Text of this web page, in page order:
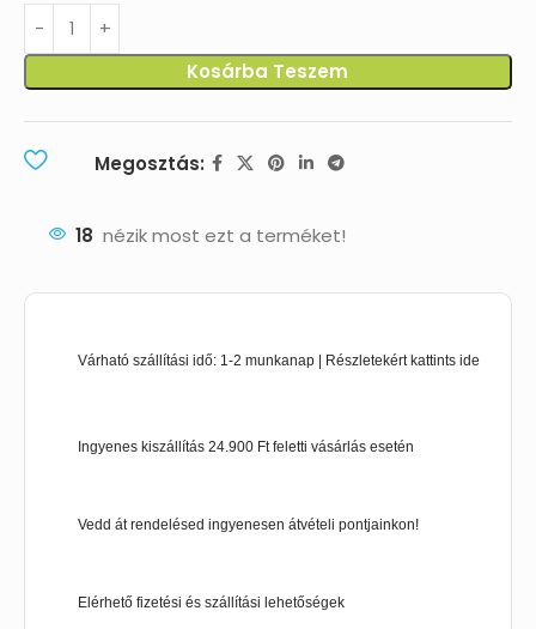
Kosárba Teszem
Megosztás:
18 nézik most ezt a terméket!
Várható szállítási idő: 1-2 munkanap | Részletekért kattints ide
Ingyenes kiszállítás 24.900 Ft feletti vásárlás esetén
Vedd át rendelésed ingyenesen átvételi pontjainkon!
Elérhető fizetési és szállítási lehetőségek